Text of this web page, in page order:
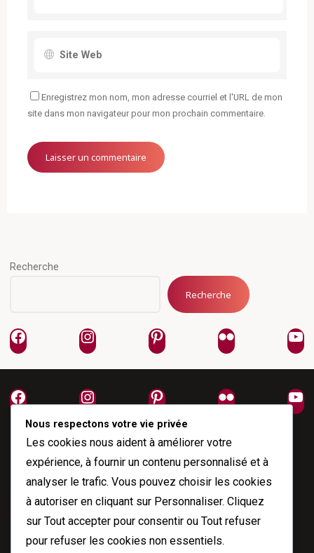
Enregistrez mon nom, mon adresse courriel et l'URL de mon
site dans mon navigateur pour mon prochain commentaire.
Recherche
Recherche
FacebookInstagramPinterest Flickr
FacebookInstagramPinterest Flickr
À propos
Me joindre
Nous respectons votre vie privée
Les cookies nous aident à améliorer votre
expérience, à fournir un contenu personnalisé et à
analyser le trafic. Vous pouvez choisir les cookies
à autoriser en cliquant sur Personnaliser. Cliquez
sur Tout accepter pour consentir ou Tout refuser
pour refuser les cookies non essentiels.